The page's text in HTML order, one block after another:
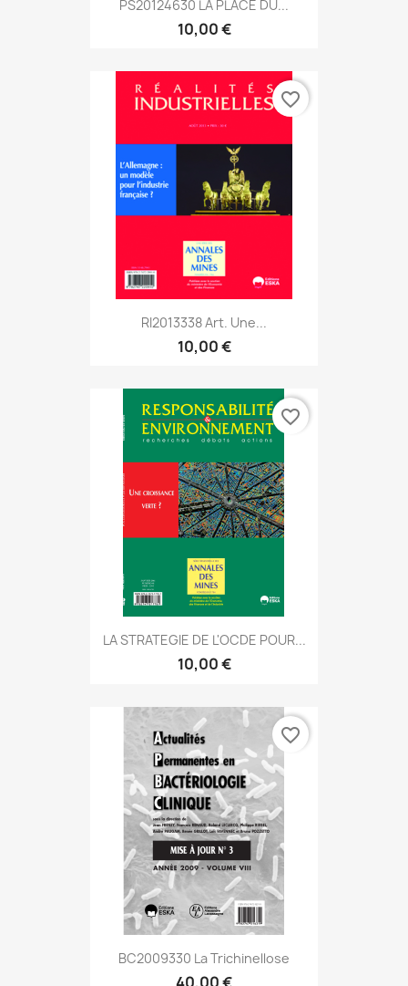
PS20124630 LA PLACE DU...
10,00 €
RI2013338 Art. Une...
10,00 €
favorite_border
LA STRATEGIE DE L'OCDE POUR...
10,00 €
favorite_border
BC2009330 La Trichinellose
favorite_border